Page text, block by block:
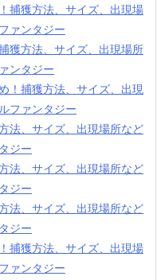
捕獲方法、サイズ、出現場
ァンタジー
獲方法、サイズ、出現場所
ンタジー
！捕獲方法、サイズ、出現
ファンタジー
法、サイズ、出現場所など
ジー
法、サイズ、出現場所など
ジー
法、サイズ、出現場所など
ジー
捕獲方法、サイズ、出現場
ァンタジー